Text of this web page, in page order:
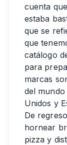
cuenta
estaba
que se
que
catálogo
para
marcas
del
Unidos y
De
hornear
pizza y